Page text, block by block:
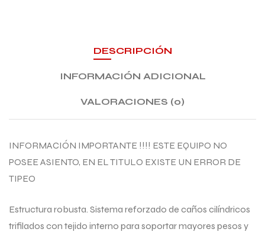
DESCRIPCIÓN
INFORMACIÓN ADICIONAL
VALORACIONES (0)
INFORMACIÓN IMPORTANTE !!!! ESTE EQUIPO NO
POSEE ASIENTO, EN EL TITULO EXISTE UN ERROR DE
TIPEO
Estructura robusta. Sistema reforzado de caños cilíndricos
trifilados con tejido interno para soportar mayores pesos y